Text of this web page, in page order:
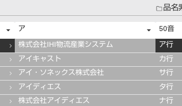
ア
株式会社IHI物流産業システム
アイキャスト
アイ・ソネックス株式会社
アイディエス
株式会社アイディエス
品名
50音
ア行
カ行
サ行
タ行
ナ行